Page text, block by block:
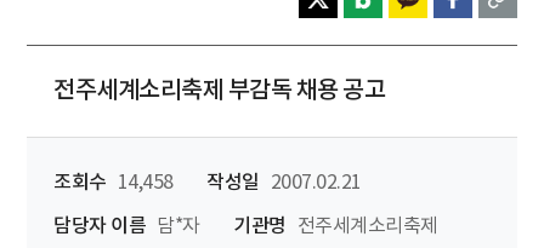
전주세계소리축제 부감독 채용 공고
조회수 14,458 작성일
2007.02.21
담당자 이름 담*자 기관명
전주세계소리축제